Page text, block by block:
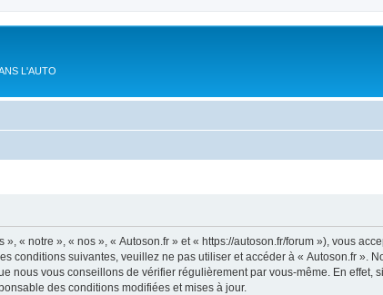
L'AUTO
« notre », « nos », « Autoson.fr » et « https://autoson.fr/forum »), vous
conditions suivantes, veuillez ne pas utiliser et accéder à « Autoson.fr ».
nous vous conseillons de vérifier régulièrement par vous-même. En
des conditions modifiées et mises à jour.